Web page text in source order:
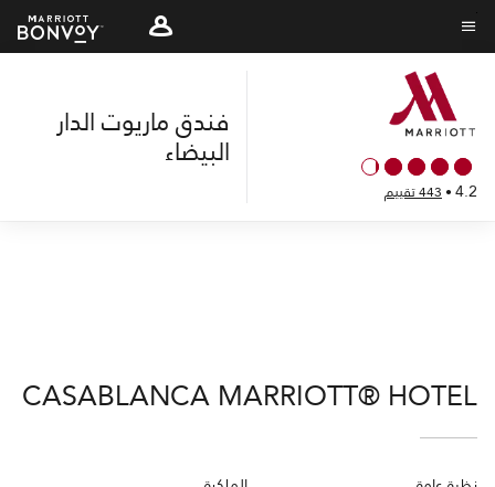
Skip
to
main
content
نص القائمة
4.2
•443 تقييم
فندق ماريوت الدار
البيضاء
CASABLANCA MARRIOTT® HOTEL